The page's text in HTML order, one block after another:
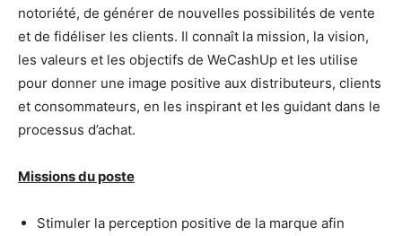
notoriété, de générer de nouvelles possibilités de vente
et de fidéliser les clients. Il connaît la mission, la vision,
les valeurs et les objectifs de WeCashUp et les utilise
pour donner une image positive aux distributeurs, clients
et consommateurs, en les inspirant et les guidant dans le
processus d’achat.
Missions du poste
Stimuler la perception positive de la marque afin